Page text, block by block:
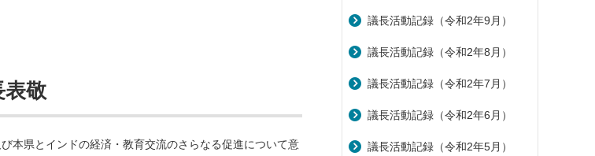
敬
本県とインドの経済・教育交流のさらなる促進について意
議長活動記録（令和2年9月）
議長活動記録（令和2年8月）
議長活動記録（令和2年7月）
議長活動記録（令和2年6月）
議長活動記録（令和2年5月）